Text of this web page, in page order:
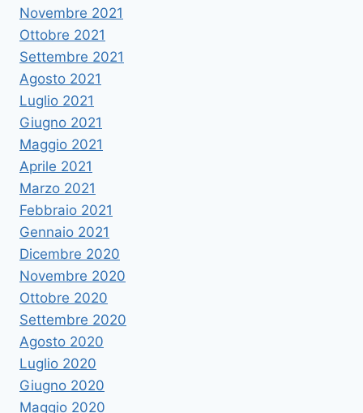
Novembre 2021
Ottobre 2021
Settembre 2021
Agosto 2021
Luglio 2021
Giugno 2021
Maggio 2021
Aprile 2021
Marzo 2021
Febbraio 2021
Gennaio 2021
Dicembre 2020
Novembre 2020
Ottobre 2020
Settembre 2020
Agosto 2020
Luglio 2020
Giugno 2020
Maggio 2020